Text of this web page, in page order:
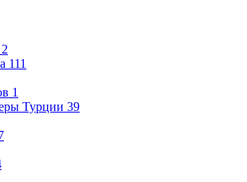
2
111
1
Турции 39